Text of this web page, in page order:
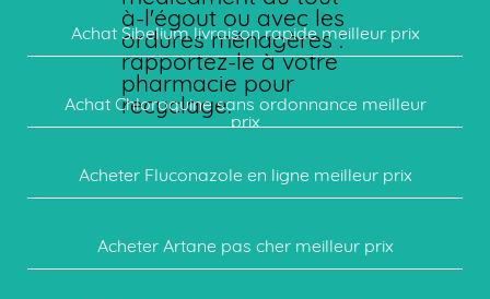
à-l'égout ou avec les
ordures ménagères :
rapportez-le à votre
pharmacie pour
recyclage.
Achat Sibelium livraison rapide meilleur prix
Achat Chloroquine sans ordonnance meilleur
prix
Acheter Fluconazole en ligne meilleur prix
Acheter Artane pas cher meilleur prix